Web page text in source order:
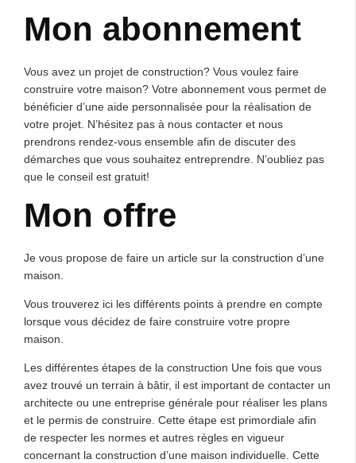
Mon abonnement
Vous avez un projet de construction? Vous voulez faire
construire votre maison? Votre abonnement vous permet de
bénéficier d’une aide personnalisée pour la réalisation de
votre projet. N’hésitez pas à nous contacter et nous
prendrons rendez-vous ensemble afin de discuter des
démarches que vous souhaitez entreprendre. N’oubliez pas
que le conseil est gratuit!
Mon offre
Je vous propose de faire un article sur la construction d’une
maison.
Vous trouverez ici les différents points à prendre en compte
lorsque vous décidez de faire construire votre propre
maison.
Les différentes étapes de la construction Une fois que vous
avez trouvé un terrain à bâtir, il est important de contacter un
architecte ou une entreprise générale pour réaliser les plans
et le permis de construire. Cette étape est primordiale afin
de respecter les normes et autres règles en vigueur
concernant la construction d’une maison individuelle. Cette